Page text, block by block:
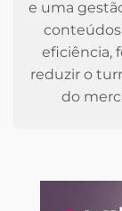
e uma
eficiência,
reduzir o
do